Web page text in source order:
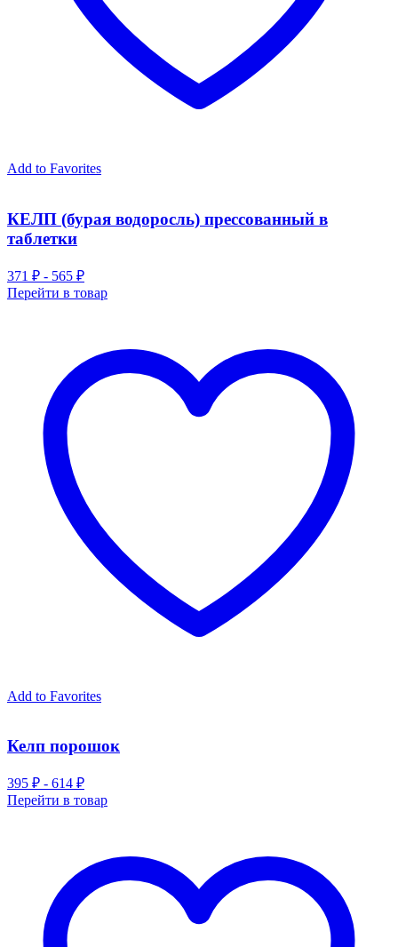
Add to Favorites
КЕЛП (бурая водоросль) прессованный в
таблетки
371 ₽ - 565 ₽
Перейти в товар
Add to Favorites
Келп порошок
395 ₽ - 614 ₽
Перейти в товар